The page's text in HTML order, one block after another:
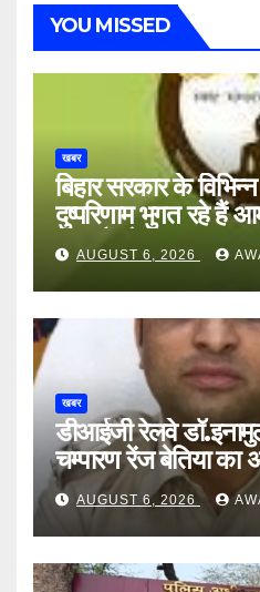
YOU MISSED
खबर
बिहार सरकार के
दुष्परिणाम भुगत रहे हैं
अन्य हैं मौन
AUGUST 6, 2026
खबर
डीआईजी रेलवे
चम्पारण रेंज बेतिया का
AUGUST 6, 2026